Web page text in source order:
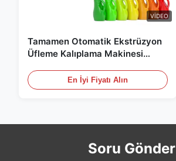
VIDEO
Tamamen Otomatik Ekstrüzyon
Üfleme Kalıplama Makinesi
Makinesi
En İyi Fiyatı Alın
Soru Gönder